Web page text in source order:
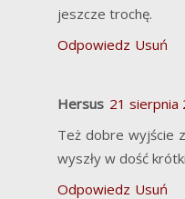
jeszcze trochę.
Odpowiedz Usuń
Hersus 21 sierpnia
Też dobre wyjście
wyszły w dość
Odpowiedz Usuń